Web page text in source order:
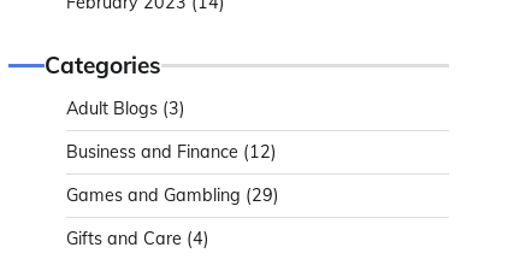
Categories
Adult Blogs (3)
Business and Finance (12)
Games and Gambling (29)
Gifts and Care (4)